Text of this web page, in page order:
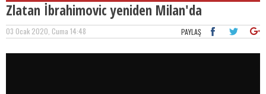
Zlatan İbrahimovic yeniden Milan'da
03 Ocak 2020, Cuma 14:48 PAYLAŞ